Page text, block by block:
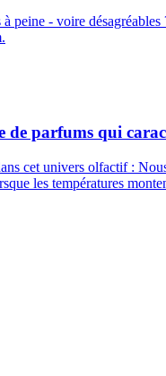
peine - voire
parfums qui
cet univers olfactif :
les températures